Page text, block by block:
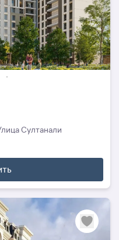
Султанали